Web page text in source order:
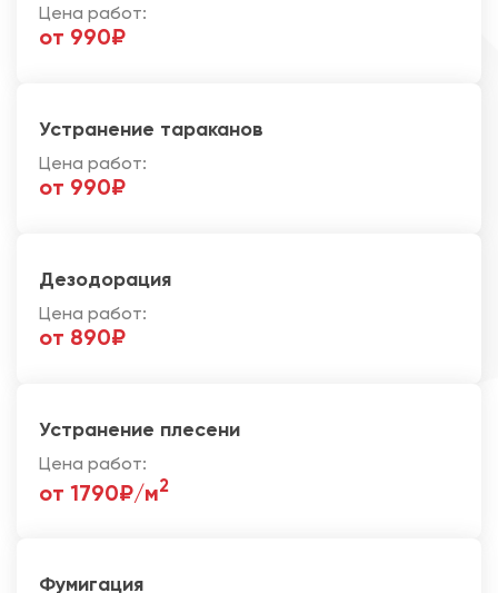
Цена работ:
от 990₽
Устранение тараканов
Цена работ:
от 990₽
Дезодорация
Цена работ:
от 890₽
Устранение плесени
Цена работ:
от 1790₽/м2
Фумигация